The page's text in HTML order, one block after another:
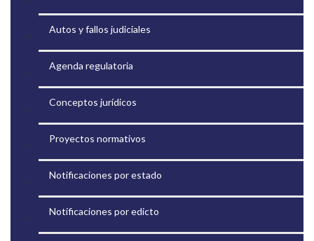
Autos y fallos judiciales
Agenda regulatoria
Conceptos jurídicos
Proyectos normativos
Notificaciones por estado
Notificaciones por edicto